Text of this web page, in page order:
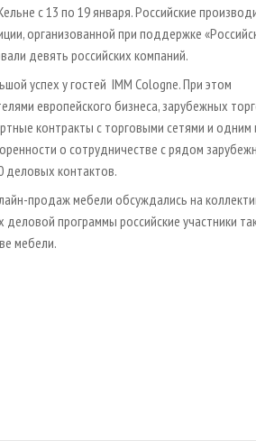
с 13 по 19 января. Российские
организованной при поддержке
девять российских компаний.
успех у гостей IMM Cologne. При этом
европейского бизнеса, зарубежных
контракты с торговыми сетями и одним
о сотрудничестве с рядом
деловых контактов.
продаж мебели обсуждались на
программы российские участники
мебели.